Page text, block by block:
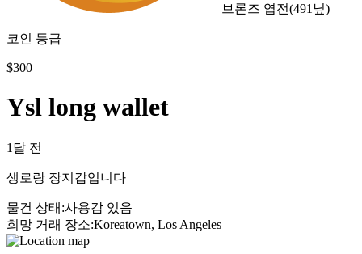
브론즈 엽전(491 닢)
코인 등급
$300
Ysl long wallet
1달 전
생로랑 장지갑입니다
물건 상태 :사용감 있음
희망 거래 장소:Koreatown, Los Angeles